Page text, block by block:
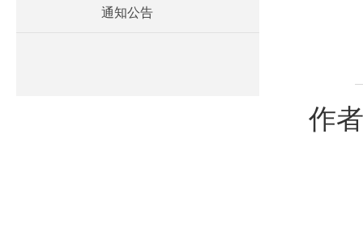
通知公告
作